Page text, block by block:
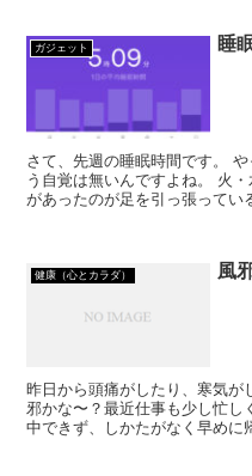
ガジェット 睡
さて、先週の睡眠時間です。 やっぱり短い・・・ でもあまりそうい
う自覚は無いんですよね。 火・水・土と、極端に睡眠時間の短い日
があったのが足を引っ張ってい
健康（心とカラダ） 風
昨日から頭痛がしたり、寒気が
邪かな〜？最近仕事も少し忙
中できず、しかたがなく早めに